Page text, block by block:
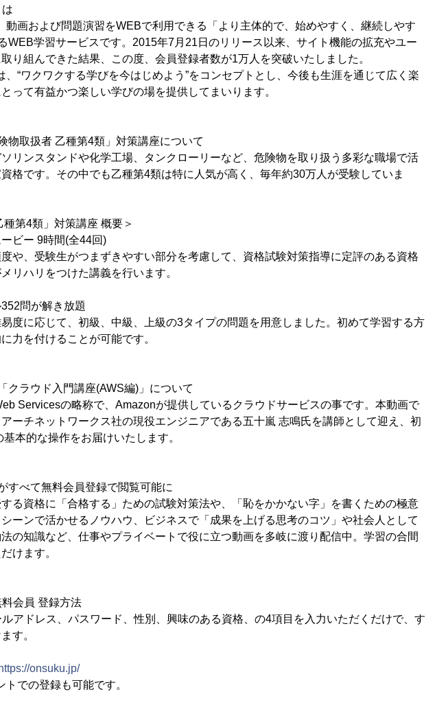
動画および問題演習をWEBで利用できる「より主体的で、始めやすく、継続しやす
WEB学習サービスです。2015年7月21日のリリース以来、サイト機能の拡充やユー
り組んできた結果、この度、会員登録者数が1万人を突破いたしました。
、“ワクワクする学びを今はじめよう”をコンセプトとし、今後も生涯を通じて広く楽
って有益かつ楽しい学びの場を提供してまいります。
物取扱者 乙種第4類」対策講座について
リンスタンドや化学工場、タンクローリーなど、危険物を取り扱う多彩な職場で活
格です。その中でも乙種第4類は特に人気が高く、毎年約30万人が受験していま
種第4類」対策講座 概要＞
ビー 9時間(全44回)
や、受験生がつまずきやすい部分を考慮して、資格試験対策指導に定評のある資格
リハリをつけた講義を行います。
問が解き放題
度に応じて、初級、中級、上級の3タイプの問題を用意しました。初めて学習する方
力を付けることが可能です。
クラウド入門講座(AWS編)」について
Servicesの略称で、Amazonが提供しているクラウドサービスの事です。本動画で
ーチネットワークス社の現役エンジニアである五十嵐 志鳴氏を講師として迎え、初
本的な操作をお届けいたします。
すべて無料会員登録で閲覧可能に
る資格に「合格する」ための試験対策法や、「恥をかかない字」を書くための極意
ーンで活かせるノウハウ、ビジネスで「成果を上げる思考のコツ」や社会人として
の知識など、仕事やプライベートで役に立つ動画を多岐に渡り配信中。学習の合間
けます。
会員 登録方法
アドレス、パスワード、性別、興味のある資格、の4項目を入力いただくだけで、す
す。
https://onsuku.jp/
での登録も可能です。